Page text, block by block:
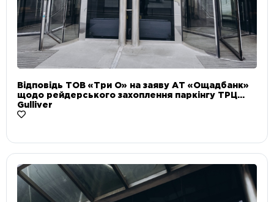
Відповідь ТОВ «Три О» на заяву АТ «Ощадбанк»
щодо рейдерського захоплення паркінгу ТРЦ
Gulliver